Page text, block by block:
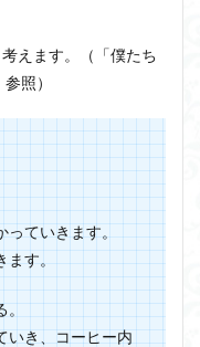
考えます。（「僕たち
照）
ていきます。
ます。
。
いき、コーヒー内